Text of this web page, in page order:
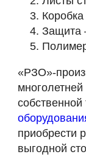
Защита
«РЗО»-
собственной
приобрести
выгодной